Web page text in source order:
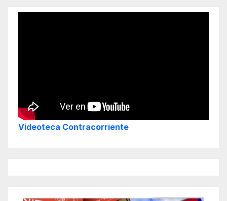
Videoteca Contracorriente